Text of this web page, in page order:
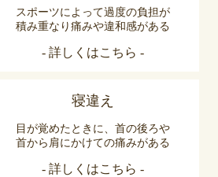
スポーツによって過度の負担が
積み重なり痛みや違和感がある
- 詳しくはこちら -
寝違え
目が覚めたときに、首の後ろや
首から肩にかけての痛みがある
- 詳しくはこちら -